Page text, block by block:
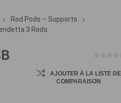
Rod Pods – Supports
3 Rods
AJOUTER À LA LISTE DE
COMPARAISON